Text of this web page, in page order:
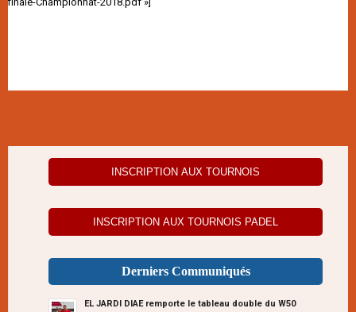
INSCRIPTION AUX TOURNOIS
INSCRIPTION AUX TOURNOIS PADEL
Derniers Communiqués
EL JARDI DIAE remporte le tableau double du W50